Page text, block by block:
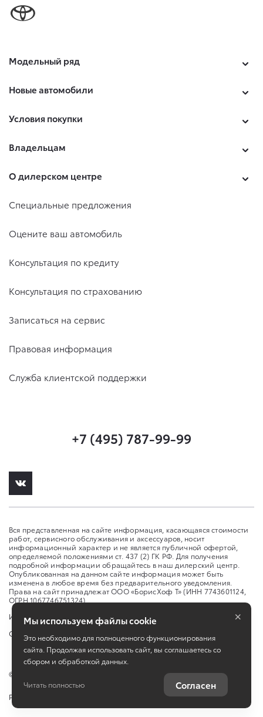
Модельный ряд
Новые автомобили
Условия покупки
Владельцам
О дилерском центре
Специальные предложения
Оцените ваш автомобиль
Консультация по кредиту
Консультация по страхованию
Записаться на сервис
Правовая информация
Служба клиентской поддержки
+7 (495) 787-99-99
Вся представленная на сайте информация, касающаяся стоимости
работ, сервисного обслуживания и аксессуаров, носит
информационный характер и не является публичной офертой,
определяемой положениями ст. 437 (2) ГК РФ. Для получения
подробной информации обращайтесь в наш дилерский центр.
Опубликованная на данном сайте информация может быть
изменена в любое время без предварительного уведомления.
Права на сайт принадлежат ООО «БорисХоф Т» (ИНН 7743601124,
ОГРН 1067746751324)
Изменить настройку cookies
Сбросить cookie
©
Работает на технологиях
Мы используем файлы cookie
Это необходимо для полноценного функционирования
сайта. Продолжая использовать сайт, вы соглашаетесь со
сбором и обработкой данных.
Читать полностью Согласен
×